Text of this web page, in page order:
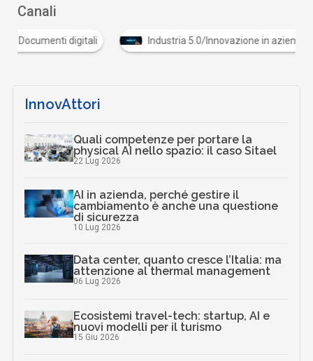
Canali
Documenti digitali Industria 5.0/Innovazione in
InnovAttori
Quali competenze per portare la
physical AI nello spazio: il caso Sitael
22 Lug 2026
AI in azienda, perché gestire il
cambiamento è anche una questione
di sicurezza
10 Lug 2026
Data center, quanto cresce l’Italia: ma
attenzione al thermal management
06 Lug 2026
Ecosistemi travel-tech: startup, AI e
nuovi modelli per il turismo
15 Giu 2026